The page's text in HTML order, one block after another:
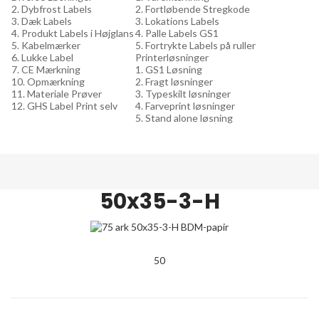
2. Dybfrost Labels
3. Dæk Labels
4. Produkt Labels i Højglans
5. Kabelmærker
6. Lukke Label
7. CE Mærkning
10. Opmærkning
11. Materiale Prøver
12. GHS Label Print selv
2. Fortløbende Stregkode
3. Lokations Labels
4. Palle Labels GS1
5. Fortrykte Labels på ruller
Printerløsninger
1. GS1 Løsning
2. Fragt løsninger
3. Typeskilt løsninger
4. Farveprint løsninger
5. Stand alone løsning
50x35-3-H
50